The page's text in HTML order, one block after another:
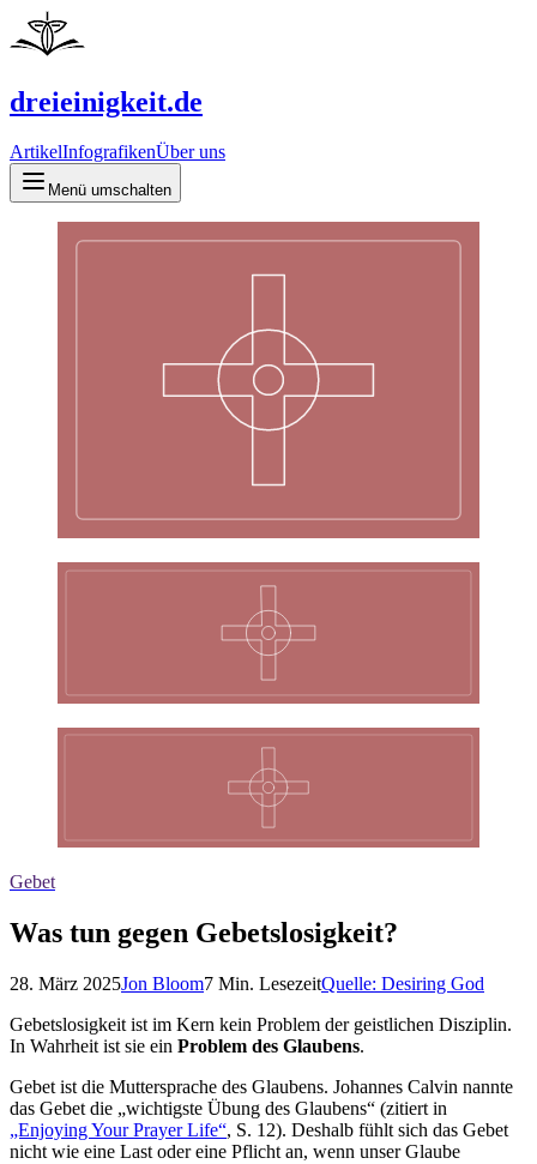
dreieinigkeit.de
ArtikelInfografikenÜber uns
Menü umschalten
Gebet
Was tun gegen Gebetslosigkeit?
28. März 2025Jon Bloom7 Min. LesezeitQuelle: Desiring God
Gebetslosigkeit ist im Kern kein Problem der geistlichen Disziplin.
In Wahrheit ist sie ein Problem des Glaubens.
Gebet ist die Muttersprache des Glaubens. Johannes Calvin nannte
das Gebet die „wichtigste Übung des Glaubens“ (zitiert in
„Enjoying Your Prayer Life“, S. 12). Deshalb fühlt sich das Gebet
nicht wie eine Last oder eine Pflicht an, wenn unser Glaube